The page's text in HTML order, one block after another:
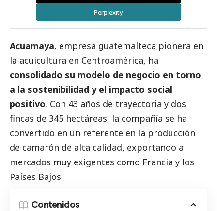
Perplexity
Acuamaya, empresa guatemalteca pionera en
la acuicultura en Centroamérica, ha
consolidado su modelo de negocio en torno
a la sostenibilidad y el impacto social
positivo. Con 43 años de trayectoria y dos
fincas de 345 hectáreas, la compañía se ha
convertido en un referente en la producción
de camarón de alta calidad, exportando a
mercados muy exigentes como Francia y los
Países Bajos.
Contenidos